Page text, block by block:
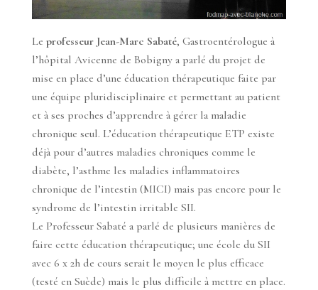
Le professeur Jean-Marc Sabaté, Gastroentérologue à
l’hôpital Avicenne de Bobigny a parlé du projet de
mise en place d’une éducation thérapeutique faite par
une équipe pluridisciplinaire et permettant au patient
et à ses proches d’apprendre à gérer la maladie
chronique seul. L’éducation thérapeutique ETP existe
déjà pour d’autres maladies chroniques comme le
diabète, l’asthme les maladies inflammatoires
chronique de l’intestin (MICI) mais pas encore pour le
syndrome de l’intestin irritable SII.
Le Professeur Sabaté a parlé de plusieurs manières de
faire cette éducation thérapeutique; une école du SII
avec 6 x 2h de cours serait le moyen le plus efficace
(testé en Suède) mais le plus difficile à mettre en place.